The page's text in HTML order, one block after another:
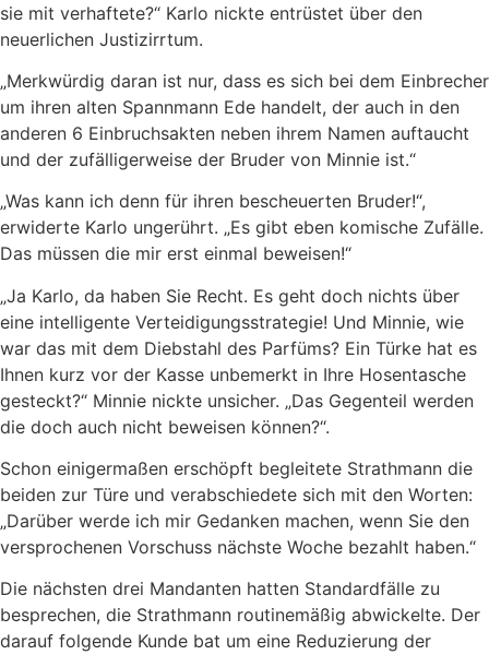
sie mit verhaftete?“ Karlo nickte entrüstet über den
neuerlichen Justizirrtum.
„Merkwürdig daran ist nur, dass es sich bei dem Einbrecher
um ihren alten Spannmann Ede handelt, der auch in den
anderen 6 Einbruchsakten neben ihrem Namen auftaucht
und der zufälligerweise der Bruder von Minnie ist.“
„Was kann ich denn für ihren bescheuerten Bruder!“,
erwiderte Karlo ungerührt. „Es gibt eben komische Zufälle.
Das müssen die mir erst einmal beweisen!“
„Ja Karlo, da haben Sie Recht. Es geht doch nichts über
eine intelligente Verteidigungsstrategie! Und Minnie, wie
war das mit dem Diebstahl des Parfüms? Ein Türke hat es
Ihnen kurz vor der Kasse unbemerkt in Ihre Hosentasche
gesteckt?“ Minnie nickte unsicher. „Das Gegenteil werden
die doch auch nicht beweisen können?“.
Schon einigermaßen erschöpft begleitete Strathmann die
beiden zur Türe und verabschiedete sich mit den Worten:
„Darüber werde ich mir Gedanken machen, wenn Sie den
versprochenen Vorschuss nächste Woche bezahlt haben.“
Die nächsten drei Mandanten hatten Standardfälle zu
besprechen, die Strathmann routinemäßig abwickelte. Der
darauf folgende Kunde bat um eine Reduzierung der